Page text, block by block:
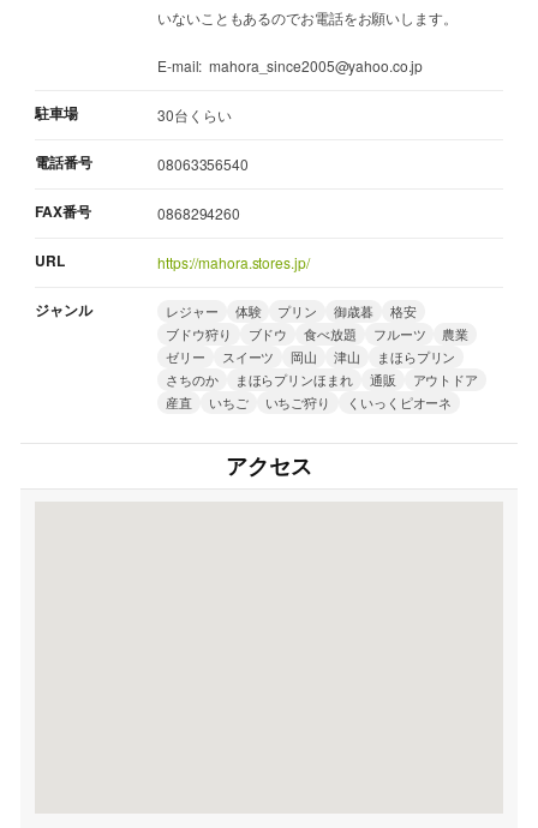
いないこともあるのでお電話をお願いします。
E-mail: mahora_since2005@yahoo.co.jp
駐車場 30台くらい
電話番号 08063356540
FAX番号 0868294260
URL https://mahora.stores.jp/
ジャンル レジャー 体験 プリン 御歳暮
格安
ブドウ狩り
ブドウ 食べ放題 フルーツ
農業
ゼリー
スイーツ 岡山 津山
まほらプリン
さちのか
まほらプリンほまれ 通販
アウトドア
産直
いちご いちご狩り くいっくピオーネ
アクセス